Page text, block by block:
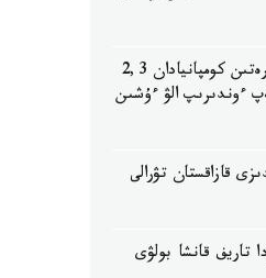
قاشاعان كەن ورنىن يگەرەتىن كومپانيادان 2,3
ءوندىرىپ الۋ ءۇشىن
قازاقستان تۋرالى
تاريف قانشا بولۋى